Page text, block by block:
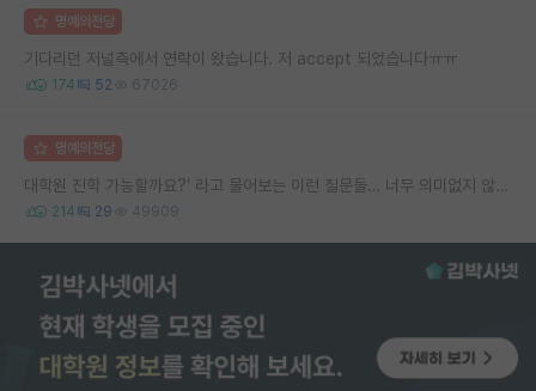
명예의전당
기다리던 저널측에서 연락이 왔습니다. 저 accept 되었습니다ㅠㅠ
174 52 67026
명예의전당
대학원 진학 가능할까요?’ 라고 물어보는 이런 질문들… 너무 의미없지 않나요?
214 29 49909